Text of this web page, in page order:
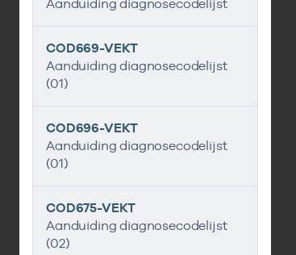
Aanduiding diagnosecodelijst
COD669-VEKT
Aanduiding diagnosecodelijst
(01)
COD696-VEKT
Aanduiding diagnosecodelijst
(01)
COD675-VEKT
Aanduiding diagnosecodelijst
(02)